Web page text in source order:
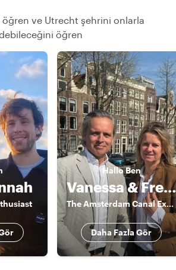
öğren ve Utrecht şehrini onlarla
öğren
HalloBen
Vanessa & Frederik
The Amsterdam Canal Experts
Daha Fazla Gör